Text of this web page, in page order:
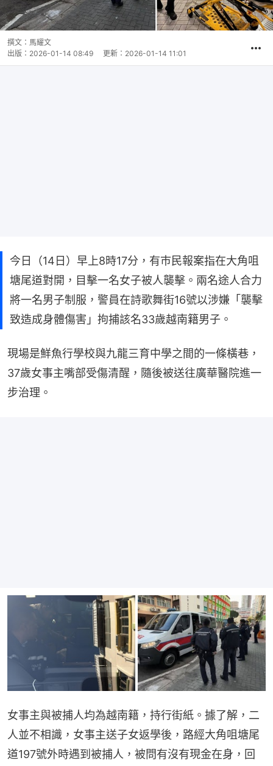
撰文： 馬耀文
出版： 2026-01-14 08:49 更新： 2026-01-14 11:01
今日（14日）早上8時17分，有巿民報案指在大角咀
塘尾道對開，目擊一名女子被人襲擊。兩名途人合力
將一名男子制服，警員在詩歌舞街16號以涉嫌「襲擊
致造成身體傷害」拘捕該名33歲越南籍男子。
現場是鮮魚行學校與九龍三育中學之間的一條橫巷，
37歲女事主嘴部受傷清醒，隨後被送往廣華醫院進一
步治理。
女事主與被捕人均為越南籍，持行街紙。據了解，二
人並不相識，女事主送子女返學後，路經大角咀塘尾
道197號外時遇到被捕人，被問有沒有現金在身，回